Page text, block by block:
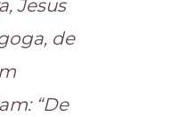
Jesus
de
“De